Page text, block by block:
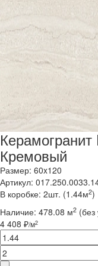
Кремовый
Размер: 60x120
Артикул:
В коробке: 2шт. (1.44м2)
Наличие: 478.08 м2 (без
4 408 ₽/м2